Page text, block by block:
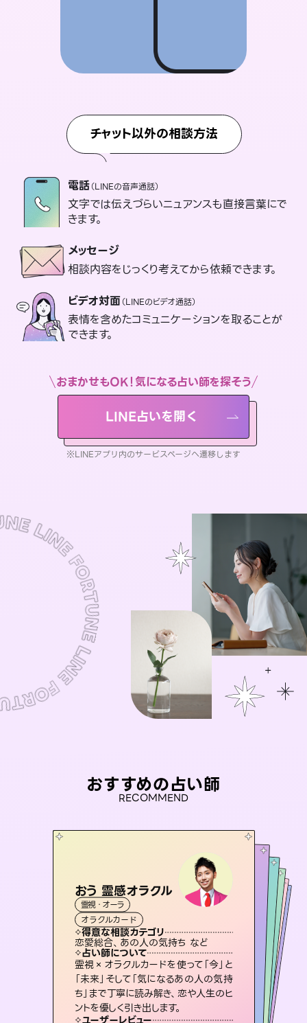
チャット以外の相談方法
電話（LINEの音声通話）
文字では伝えづらいニュアンスも直接言葉にで
きます。
メッセージ
相談内容をじっくり考えてから依頼できます。
ビデオ対面（LINEのビデオ通話）
表情を含めたコミュニケーションを取ることが
できます。
おまかせもOK！気になる占い師を探そう
LINE占いを開く
※LINEアプリ内のサービスページへ遷移します
おすすめの占い師
RECOMMEND
おう 霊感オラクル
霊視・オーラ
オラクルカード
得意な相談カテゴリ
恋愛総合、あの人の気持ち など
占い師について
霊視×オラクルカードを使って「今」と
「未来」そして「気になるあの人の気持
ち」まで丁寧に読み解き、恋や人生のヒ
ントを優しく引き出します。
ユーザーレビュー
アイリス -iris-
西洋占星術
ルーン
得意な相談カテゴリ
恋愛総合、片想い、二人の未来 など
占い師について
復縁、恋愛、不倫の行方、同性愛や片
思い、仕事関係や借金問題まで知りた
いことや心の負担になっていることを
紐解き、背中をそっと押して導きます。
ユーザーレビュー
彗望
霊視・オーラ
スピリチュアル・リーディング
得意な相談カテゴリ
片想い、あの人の気持ち、復縁 など
占い師について
3,700年以上の歴史を持つ東洋最古の
占術「易占」で詳細まで占い、幸せへ向
かう道筋を示します。厳しい結果にも具
体的な対策をお伝えします。
ユーザーレビュー
セラピスト理恵
霊視・オーラ
スピリチュアル・リーディング
得意な相談カテゴリ
片想い、二人の未来、年の差 など
占い師について
連絡再開、復縁、成就などの報告実績多数。セラピストとして2万超の施術経験があるからこそできる鑑定で、より良い未来をサポートします。
ユーザーレビュー
スピリチュアル・リーディング
得意な相談カテゴリ
片想い、あの人の気持ち、復縁 など
占い師について
恋愛のお悩みの中でも特に「曖昧な関
係」の相談を得意としており、友達以上
恋人未満なお相手との今後や本音を丁
寧に読み解き恋愛成就へと導きます。
ユーザーレビュー
鑑定していただいてアドバイス通りに行
動すると仲が復活してきました。ありが
霊視・オーラ 心理学
スピリチュアル・リーディング
得意な相談カテゴリ
出逢い、片想い、復縁 など
占い師について
未来には何パターンもの選択肢があり
ます。不安で視えにくくなっているあな
たの素敵な未来を見つけ、その未来を
選択できるようアドバイスします。
ユーザーレビュー